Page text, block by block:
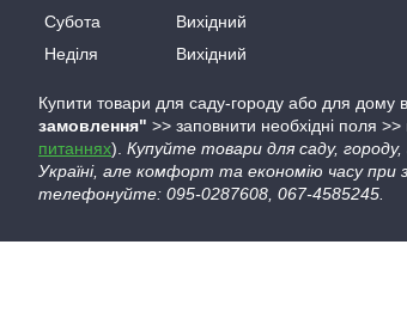
Субота
Вихідний
Неділя
Вихідний
Купити товари для саду-городу або для дому
замовлення" >> заповнити необхідні поля >>
питаннях). Купуйте товари для саду,
Україні, але комфорт та економію часу при
телефонуйте: 095-0287608, 067-4585245.